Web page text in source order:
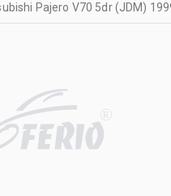
Pajero V70 5dr (JDM)
R